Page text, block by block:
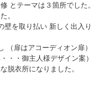
とテーマは３箇所でした。
。
壁を取り払い 新しく出入り
（扉はアコーディオン扉）
・・御主人様デザイン案）
脱衣所になりました。